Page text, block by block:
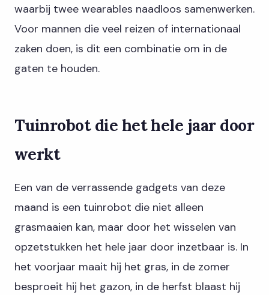
waarbij twee wearables naadloos samenwerken.
Voor mannen die veel reizen of internationaal
zaken doen, is dit een combinatie om in de
gaten te houden.
Tuinrobot die het hele jaar door
werkt
Een van de verrassende gadgets van deze
maand is een tuinrobot die niet alleen
grasmaaien kan, maar door het wisselen van
opzetstukken het hele jaar door inzetbaar is. In
het voorjaar maait hij het gras, in de zomer
besproeit hij het gazon, in de herfst blaast hij